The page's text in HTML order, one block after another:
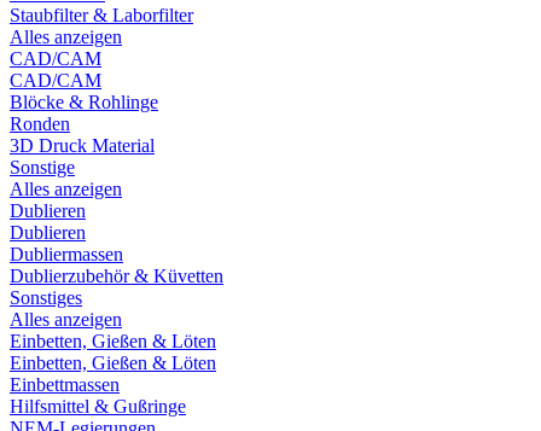
Staubfilter & Laborfilter
Alles anzeigen
CAD/CAM
CAD/CAM
Blöcke & Rohlinge
Ronden
3D Druck Material
Sonstige
Alles anzeigen
Dublieren
Dublieren
Dubliermassen
Dublierzubehör & Küvetten
Sonstiges
Alles anzeigen
Einbetten, Gießen & Löten
Einbetten, Gießen & Löten
Einbettmassen
Hilfsmittel & Gußringe